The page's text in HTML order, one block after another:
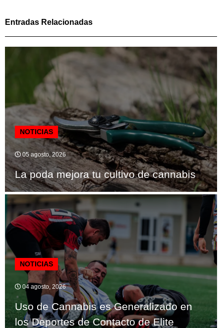
Entradas Relacionadas
NOTICIAS
05 agosto, 2026
La poda mejora tu cultivo de cannabis
NOTICIAS
04 agosto, 2026
Uso de Cannabis es Generalizado en
los Deportes de Contacto de Elite